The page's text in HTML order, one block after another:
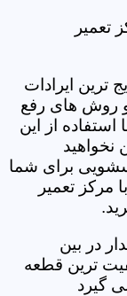
تعمیر
ترین ایرادات
و روش های رفع
از این
نخواهید
برای شما
تعمیر
در بین
ترین قطعه
گیرد